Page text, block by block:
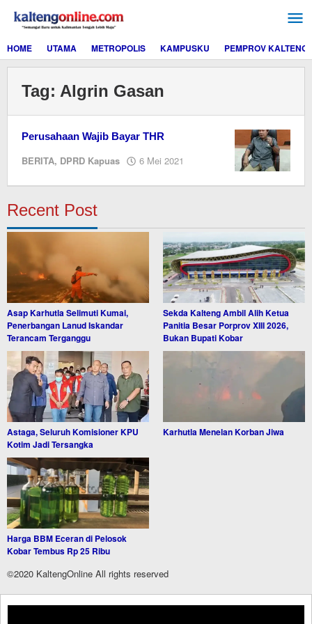
konten
HOME
UTAMA METROPOLIS KAMPUSKU PEMPROV KALTENG
Tag: Algrin Gasan
Perusahaan Wajib Bayar THR
BERITA, DPRD Kapuas 6 Mei 2021
Recent Post
Asap Karhutla Selimuti Kumai,
Penerbangan Lanud Iskandar
Terancam Terganggu
Sekda Kalteng Ambil Alih Ketua
Panitia Besar Porprov XIII 2026,
Bukan Bupati Kobar
Astaga, Seluruh Komisioner KPU
Kotim Jadi Tersangka
Karhutla Menelan Korban Jiwa
Harga BBM Eceran di Pelosok
Kobar Tembus Rp 25 Ribu
©2020 KaltengOnline All rights reserved